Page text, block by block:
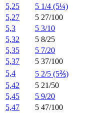
5,25
5 1/4 (5¼)
5,27
5 27/100
5,3
5 3/10
5,32
5 8/25
5,35
5 7/20
5,37
5 37/100
5,4
5 2/5 (5⅖)
5,42
5 21/50
5,45
5 9/20
5,47
5 47/100